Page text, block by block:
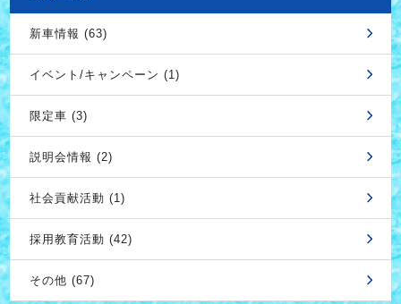
新車情報 (63)
イベント/キャンペーン (1)
限定車 (3)
説明会情報 (2)
社会貢献活動 (1)
採用教育活動 (42)
その他 (67)